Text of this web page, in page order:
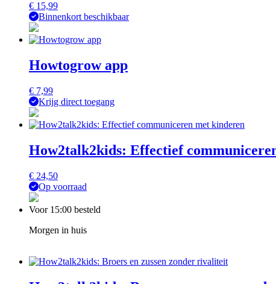
€ 15,99
Binnenkort beschikbaar
Howtogrow app
€ 7,99
Krijg direct toegang
How2talk2kids: Effectief
€ 24,50
Op voorraad
Voor 15:00 besteld
Morgen in huis